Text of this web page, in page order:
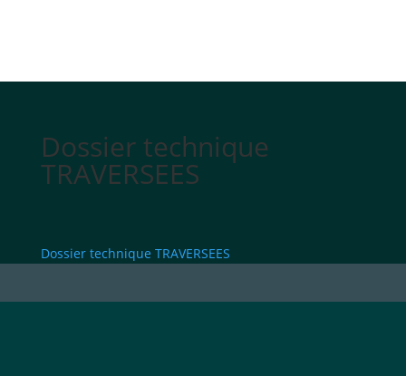
Dossier technique
TRAVERSEES
Dossier technique TRAVERSEES